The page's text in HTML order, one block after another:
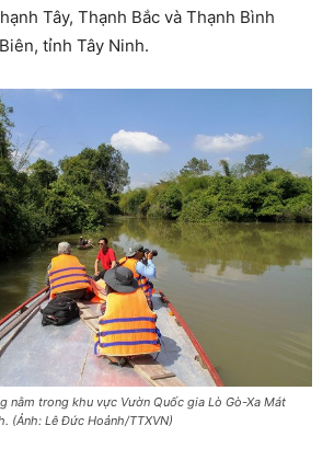
Tây, Thạnh Bắc và Thạnh Bình
tỉnh Tây Ninh.
nằm trong khu vực Vườn Quốc gia Lò Gò-Xa Mát
(Ảnh: Lê Đức Hoảnh/TTXVN)